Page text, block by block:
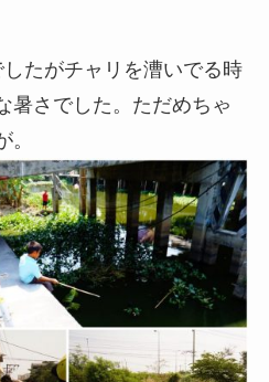
たがチャリを漕いでる時
暑さでした。ただめちゃ